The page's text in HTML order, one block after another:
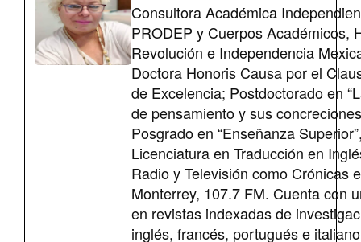
Consultora Académica
PRODEP y Cuerpos Académicos,
Revolución e Independencia
Doctora Honoris Causa por el
de Excelencia; Postdoctorado en
de pensamiento y sus
Posgrado en “Enseñanza
Licenciatura en Traducción en
Radio y Televisión como Crónicas
Monterrey, 107.7 FM. Cuenta con
en revistas indexadas de
inglés, francés, portugués e